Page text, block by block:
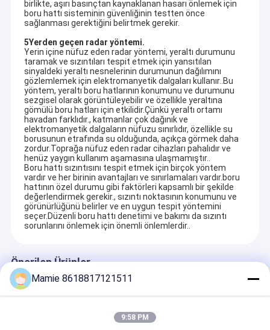
birlikte, aşırı basınçtan kaynaklanan hasarı önlemek için
boru hattı sisteminin güvenliğinin testten önce
sağlanması gerektiğini belirtmek gerekir.
5Yerden geçen radar yöntemi.
Yerin içine nüfuz eden radar yöntemi, yeraltı durumunu
taramak ve sızıntıları tespit etmek için yansıtılan
sinyaldeki yeraltı nesnelerinin durumunun dağılımını
gözlemlemek için elektromanyetik dalgaları kullanır..Bu
yöntem, yeraltı boru hatlarının konumunu ve durumunu
sezgisel olarak görüntüleyebilir ve özellikle yeraltına
gömülü boru hatları için etkilidir.Çünkü yeraltı ortamı
havadan farklıdır., katmanlar çok dağınık ve
elektromanyetik dalgaların nüfuzu sınırlıdır, özellikle su
borusunun etrafında su olduğunda, açıkça görmek daha
zordur.Toprağa nüfuz eden radar cihazları pahalıdır ve
henüz yaygın kullanım aşamasına ulaşmamıştır..
Boru hattı sızıntısını tespit etmek için birçok yöntem
vardır ve her birinin avantajları ve sınırlamaları vardır.boru
hattının özel durumu gibi faktörleri kapsamlı bir şekilde
değerlendirmek gerekir., sızıntı noktasının konumunu ve
görünürlüğünü belirler ve en uygun tespit yöntemini
seçer.Düzenli boru hattı denetimi ve bakımı da sızıntı
sorunlarını önlemek için önemli önlemlerdir..
Önerilen Ürünler
Mamie 8618817121511
9:58 PM